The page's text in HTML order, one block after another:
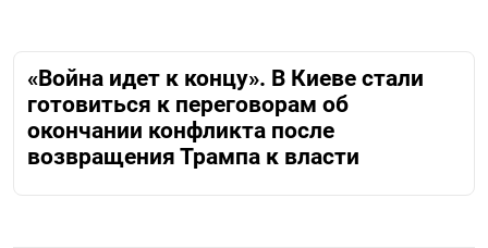
«Война идет к концу». В Киеве стали
готовиться к переговорам об
окончании конфликта после
возвращения Трампа к власти